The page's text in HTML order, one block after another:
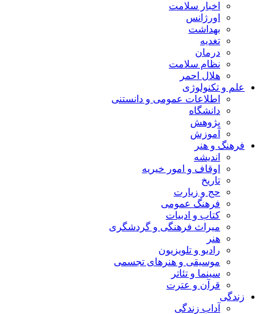
اخبار سلامت
اورژانس
بهداشت
تغدیه
درمان
نظام سلامت
هلال احمر
علم و تکنولوژی
اطلاعات عمومی و دانستنی
دانشگاه
پژوهش
آموزش
فرهنگ و هنر
اندیشه
اوقاف و امور خیریه
تاریخ
حج و زیارت
فرهنگ عمومی
کتاب و ادبیات
میراث فرهنگی و گردشگری
هنر
رادیو و تلویزیون
موسیقی و هنرهای تجسمی
سینما و تئاتر
قرآن و عترت
زندگی
آداب زندگی